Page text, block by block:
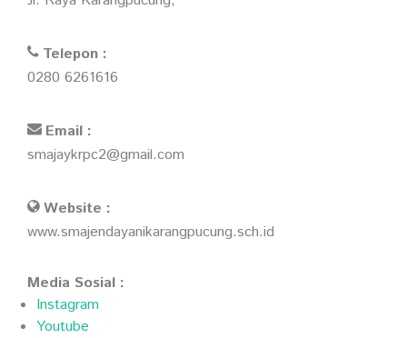
Telepon :
0280 6261616
Email :
smajaykrpc2@gmail.com
Website :
www.smajendayanikarangpucung.sch.id
Media Sosial :
Instagram
Youtube